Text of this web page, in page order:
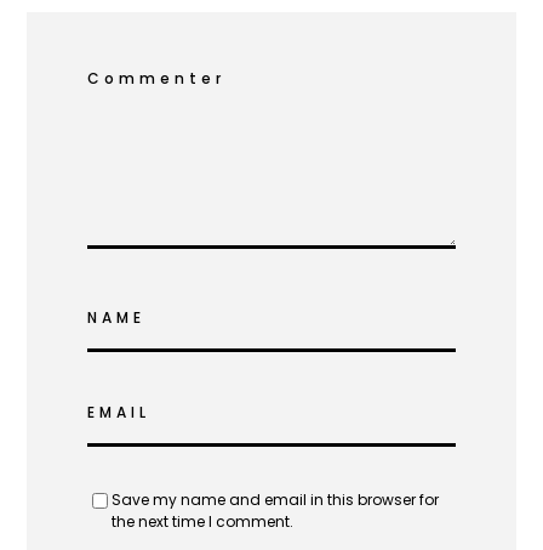
Commenter
NAME
EMAIL
Save my name and email in this browser for
the next time I comment.